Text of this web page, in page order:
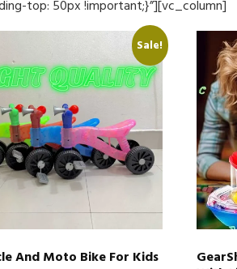
top: 50px !important;}”][vc_column]
Sale!
And Moto Bike For Kids